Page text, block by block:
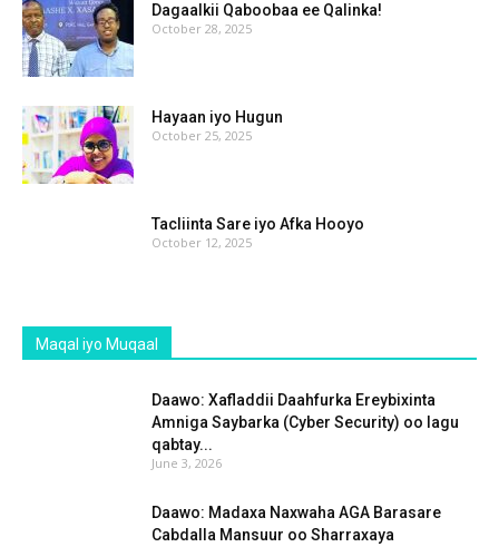
Dagaalkii Qaboobaa ee Qalinka!
October 28, 2025
Hayaan iyo Hugun
October 25, 2025
Tacliinta Sare iyo Afka Hooyo
October 12, 2025
Maqal iyo Muqaal
Daawo: Xafladdii Daahfurka Ereybixinta
Amniga Saybarka (Cyber Security) oo lagu
qabtay...
June 3, 2026
Daawo: Madaxa Naxwaha AGA Barasare
Cabdalla Mansuur oo Sharraxaya